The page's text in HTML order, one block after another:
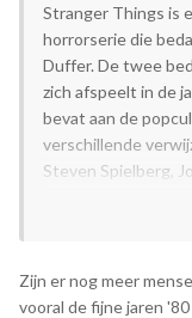
Stranger Things is
horrorserie die
Duffer. De twee
zich afspeelt in de
bevat aan de
verschillende
Steven Spielberg,
de
Zijn er nog meer
vooral de fijne jaren